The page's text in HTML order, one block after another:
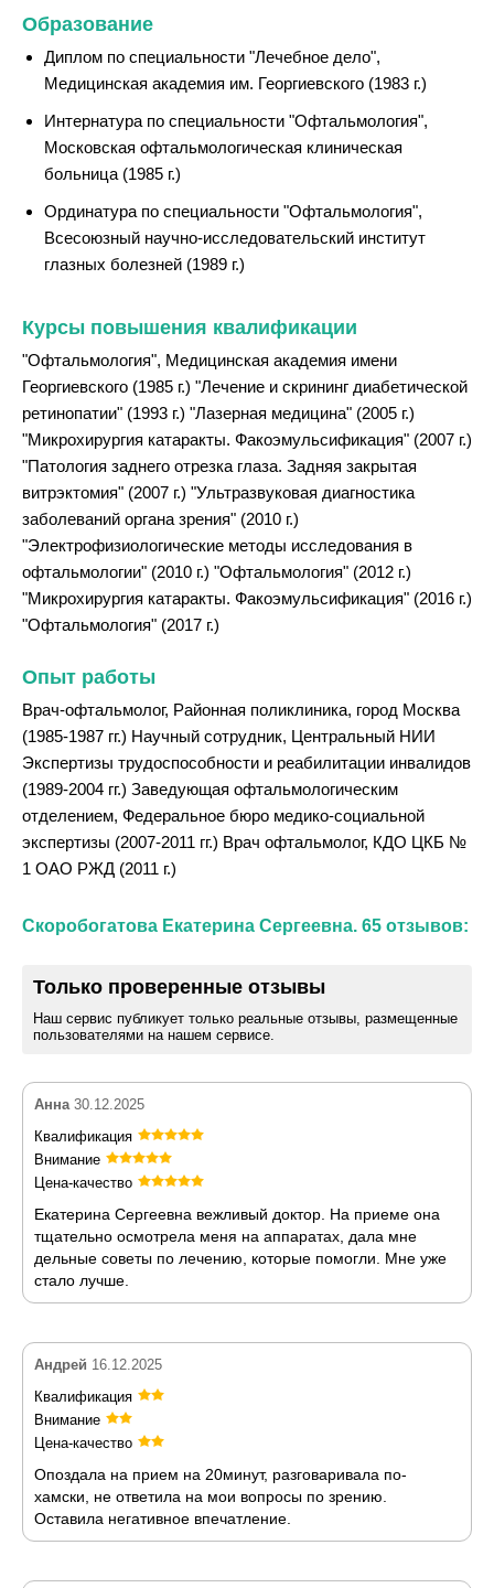
Образование
Диплом по специальности "Лечебное дело",
Медицинская академия им. Георгиевского (1983 г.)
Интернатура по специальности "Офтальмология",
Московская офтальмологическая клиническая
больница (1985 г.)
Ординатура по специальности "Офтальмология",
Всесоюзный научно-исследовательский институт
глазных болезней (1989 г.)
Курсы повышения квалификации
"Офтальмология", Медицинская академия имени
Георгиевского (1985 г.) "Лечение и скрининг диабетической
ретинопатии" (1993 г.) "Лазерная медицина" (2005 г.)
"Микрохирургия катаракты. Факоэмульсификация" (2007 г.)
"Патология заднего отрезка глаза. Задняя закрытая
витрэктомия" (2007 г.) "Ультразвуковая диагностика
заболеваний органа зрения" (2010 г.)
"Электрофизиологические методы исследования в
офтальмологии" (2010 г.) "Офтальмология" (2012 г.)
"Микрохирургия катаракты. Факоэмульсификация" (2016 г.)
"Офтальмология" (2017 г.)
Опыт работы
Врач-офтальмолог, Районная поликлиника, город Москва
(1985-1987 гг.) Научный сотрудник, Центральный НИИ
Экспертизы трудоспособности и реабилитации инвалидов
(1989-2004 гг.) Заведующая офтальмологическим
отделением, Федеральное бюро медико-социальной
экспертизы (2007-2011 гг.) Врач офтальмолог, КДО ЦКБ №
1 ОАО РЖД (2011 г.)
Скоробогатова Екатерина Сергеевна. 65 отзывов:
Только проверенные отзывы
Наш сервис публикует только реальные отзывы, размещенные
пользователями на нашем сервисе.
Анна 30.12.2025
Квалификация
Внимание
Цена-качество
Екатерина Сергеевна вежливый доктор. На приеме она
тщательно осмотрела меня на аппаратах, дала мне
дельные советы по лечению, которые помогли. Мне уже
стало лучше.
Андрей 16.12.2025
Квалификация
Внимание
Цена-качество
Опоздала на прием на 20минут, разговаривала по-
хамски, не ответила на мои вопросы по зрению.
Оставила негативное впечатление.